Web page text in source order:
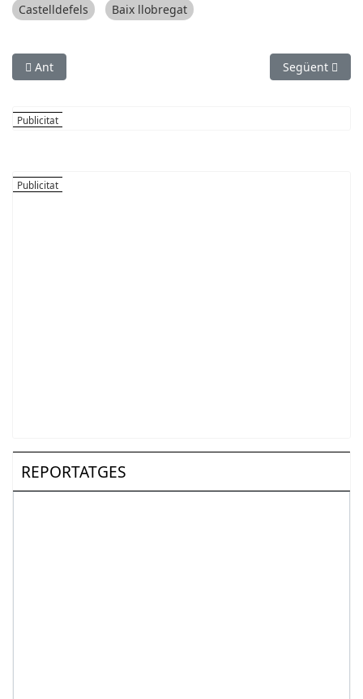
Castelldefels Baix llobregat
Article anterior: Sant Feliu encara la recta final de les
Ant Article
Següent
REPORTATGES